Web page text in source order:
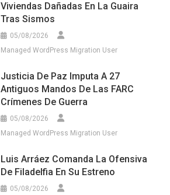
Viviendas Dañadas En La Guaira
Tras Sismos
05/08/2026
Managed WordPress Migration User
Justicia De Paz Imputa A 27
Antiguos Mandos De Las FARC
Crímenes De Guerra
05/08/2026
Managed WordPress Migration User
Luis Arráez Comanda La Ofensiva
De Filadelfia En Su Estreno
05/08/2026